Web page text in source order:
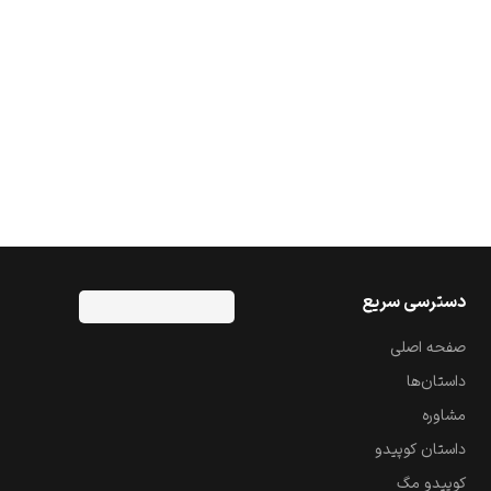
دسترسی سریع
صفحه اصلی
داستان‌ها
مشاوره
داستان کوپیدو
کوپیدو مگ